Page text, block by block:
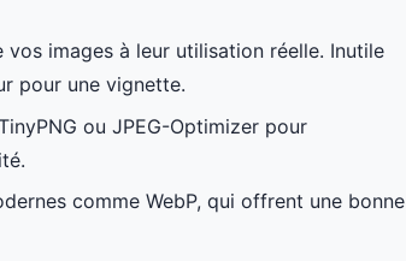
images à leur utilisation réelle. Inutile
pour une vignette.
ou JPEG-Optimizer pour
comme WebP, qui offrent une bonne